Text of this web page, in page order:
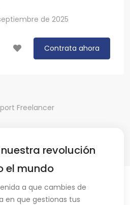
de 2025
Contrata ahora
Freelancer
revolución
el mundo
a que cambies de
en que gestionas tus